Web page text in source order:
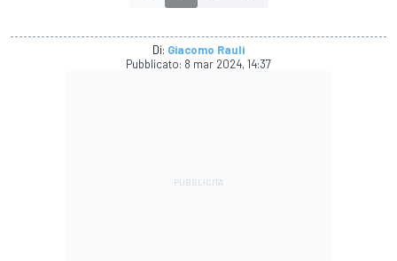
Di: Giacomo Rauli
Pubblicato: 8 mar 2024, 14:37